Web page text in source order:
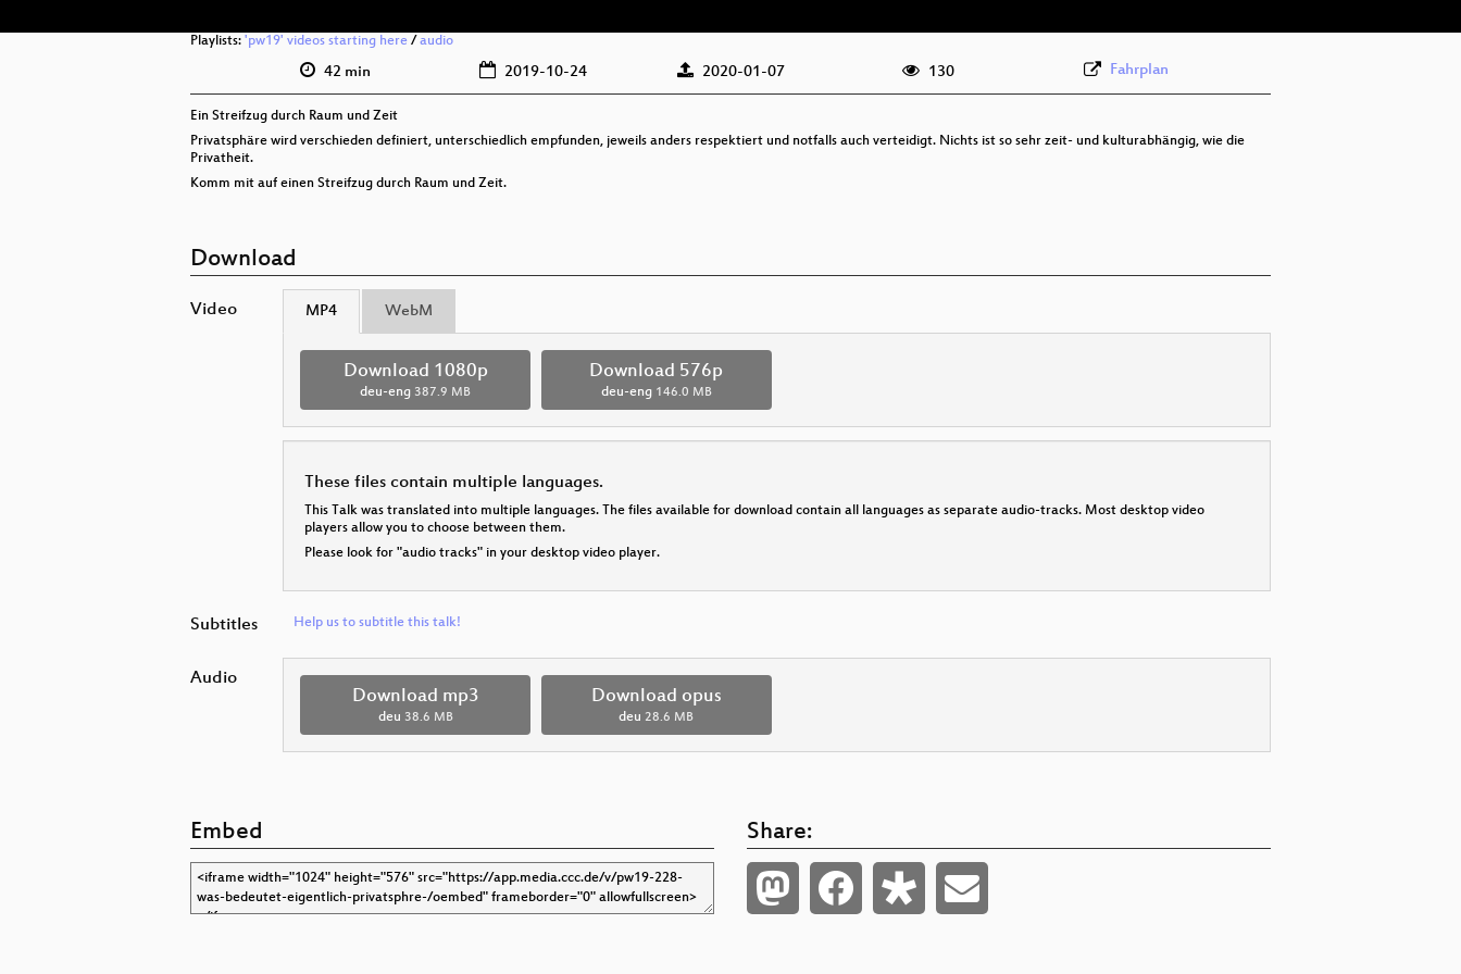
Playlists: 'pw19' videos starting here / audio
42 min 2019-10-24 2020-01-07 130 Fahrplan
Ein Streifzug durch Raum und Zeit
Privatsphäre wird verschieden definiert, unterschiedlich empfunden, jeweils anders respektiert und notfalls auch verteidigt. Nichts ist so sehr zeit- und kulturabhängig, wie die
Privatheit.
Komm mit auf einen Streifzug durch Raum und Zeit.
Download
Video MP4 WebM
Download 1080p
deu-eng 387.9 MB
Download 576p
deu-eng 146.0 MB
These files contain multiple languages.
This Talk was translated into multiple languages. The files available for download contain all languages as separate audio-tracks. Most desktop video
players allow you to choose between them.
Please look for "audio tracks" in your desktop video player.
Subtitles Help us to subtitle this talk!
Audio
Download mp3
deu 38.6 MB
Download opus
deu 28.6 MB
Embed Share: